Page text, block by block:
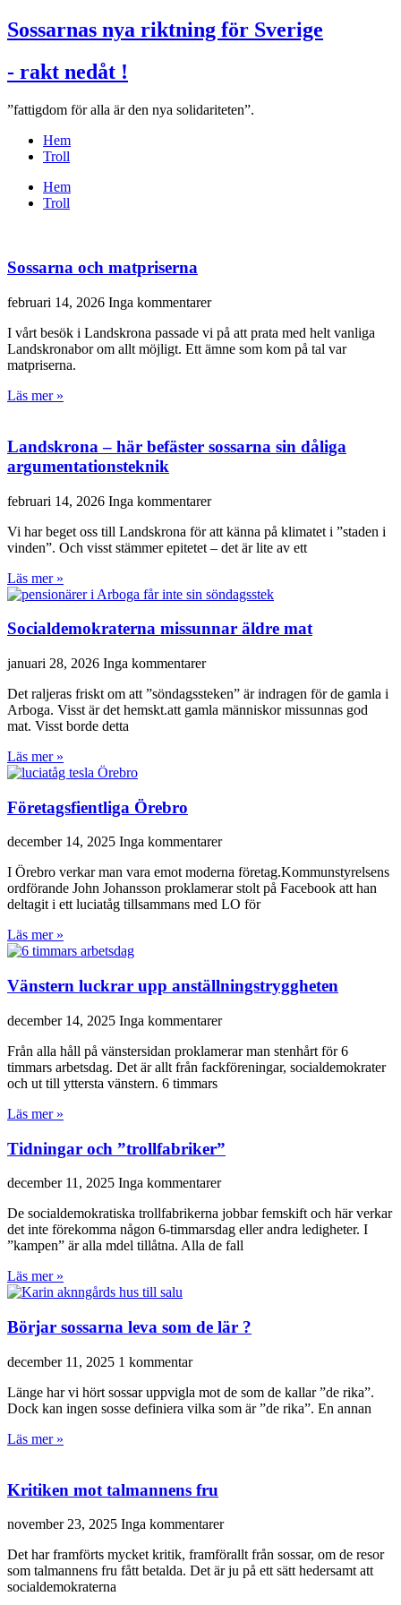
Sossarnas nya riktning för Sverige
- rakt nedåt !
”fattigdom för alla är den nya solidariteten”.
Hem
Troll
Hem
Troll
Sossarna och matpriserna
februari 14, 2026 Inga kommentarer
I vårt besök i Landskrona passade vi på att prata med helt vanliga
Landskronabor om allt möjligt. Ett ämne som kom på tal var
matpriserna.
Läs mer »
Landskrona – här befäster sossarna sin dåliga
argumentationsteknik
februari 14, 2026 Inga kommentarer
Vi har beget oss till Landskrona för att känna på klimatet i ”staden i
vinden”. Och visst stämmer epitetet – det är lite av ett
Läs mer »
Socialdemokraterna missunnar äldre mat
januari 28, 2026 Inga kommentarer
Det raljeras friskt om att ”söndagssteken” är indragen för de gamla i
Arboga. Visst är det hemskt.att gamla människor missunnas god
mat. Visst borde detta
Läs mer »
Företagsfientliga Örebro
december 14, 2025 Inga kommentarer
I Örebro verkar man vara emot moderna företag.Kommunstyrelsens
ordförande John Johansson proklamerar stolt på Facebook att han
deltagit i ett luciatåg tillsammans med LO för
Läs mer »
Vänstern luckrar upp anställningstryggheten
december 14, 2025 Inga kommentarer
Från alla håll på vänstersidan proklamerar man stenhårt för 6
timmars arbetsdag. Det är allt från fackföreningar, socialdemokrater
och ut till yttersta vänstern. 6 timmars
Läs mer »
Tidningar och ”trollfabriker”
december 11, 2025 Inga kommentarer
De socialdemokratiska trollfabrikerna jobbar femskift och här verkar
det inte förekomma någon 6-timmarsdag eller andra ledigheter. I
”kampen” är alla mdel tillåtna. Alla de fall
Läs mer »
Börjar sossarna leva som de lär ?
december 11, 2025 1 kommentar
Länge har vi hört sossar uppvigla mot de som de kallar ”de rika”.
Dock kan ingen sosse definiera vilka som är ”de rika”. En annan
Läs mer »
Kritiken mot talmannens fru
november 23, 2025 Inga kommentarer
Det har framförts mycket kritik, framförallt från sossar, om de resor
som talmannens fru fått betalda. Det är ju på ett sätt hedersamt att
socialdemokraterna